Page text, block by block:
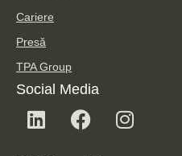
Cariere
Presă
TPA Group
Social Media